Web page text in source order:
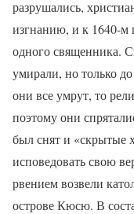
разрушались,
изгнанию, и к 1640-м
одного священника.
умирали, но только
они все умрут, то
поэтому они
был снят и «скрытые
исповедовать свою
рвением возвели
острове Кюсю. В